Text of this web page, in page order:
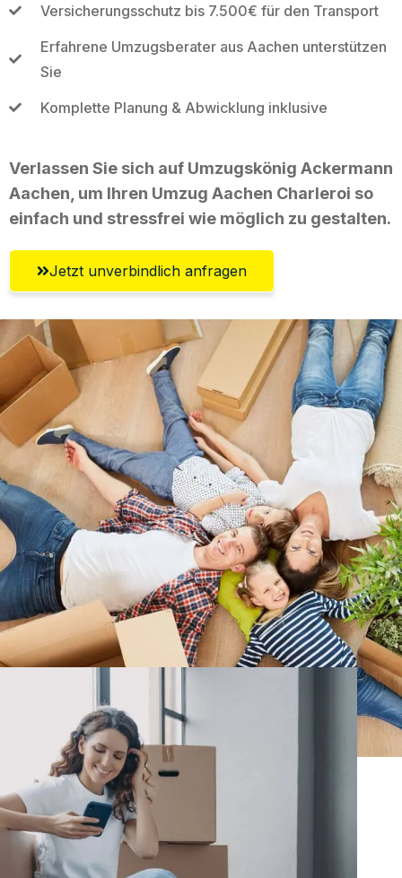
Versicherungsschutz bis 7.500€ für den Transport
Erfahrene Umzugsberater aus Aachen unterstützen
Sie
Komplette Planung & Abwicklung inklusive
Verlassen Sie sich auf Umzugskönig Ackermann
Aachen, um Ihren Umzug Aachen Charleroi so
einfach und stressfrei wie möglich zu gestalten.
Jetzt unverbindlich anfragen